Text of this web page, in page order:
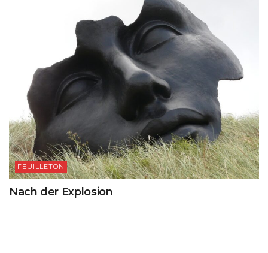
FEUILLETON
Nach der Explosion